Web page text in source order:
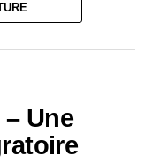
qualifie la
Face à cette
espagnol a
de 25
la prise en charge
– Une